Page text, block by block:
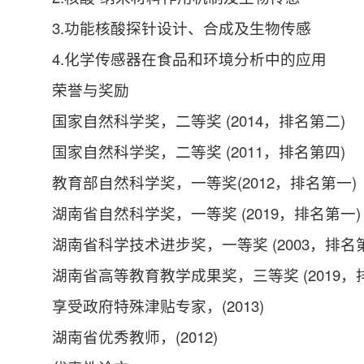
3.功能核酸探针设计、合成及生物传感
4.化学传感器在食品和环境分析中的应用
荣誉与奖励
国家自然科学奖，二等奖 (2014，排名第二)
国家自然科学奖，二等奖 (2011，排名第四)
教育部自然科学奖，一等奖(2012，排名第一)
湖南省自然科学奖，一等奖 (2019，排名第一)
湖南省科学技术进步奖，一等奖 (2003，排名
湖南省高等教育教学成果奖，三等奖 (2019，
享受政府特殊津贴专家，(2013)
湖南省优秀教师，(2012)